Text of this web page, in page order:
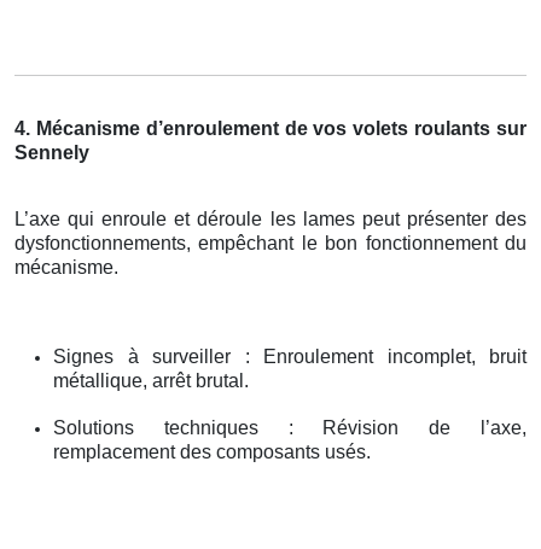
4. Mécanisme d’enroulement de vos volets roulants sur
Sennely
L’axe qui enroule et déroule les lames peut présenter des
dysfonctionnements, empêchant le bon fonctionnement du
mécanisme.
Signes à surveiller : Enroulement incomplet, bruit
métallique, arrêt brutal.
Solutions techniques : Révision de l’axe,
remplacement des composants usés.